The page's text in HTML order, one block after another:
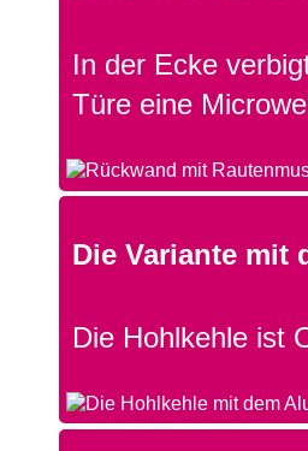
In der Ecke
Türe eine
Die Variante mit
Die Hohlkehle ist